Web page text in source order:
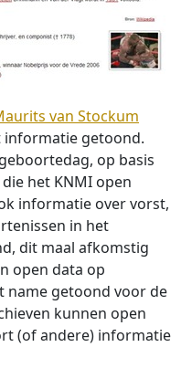
van Stockum
getoond.
op basis
het KNMI open
informatie over vorst,
in het
dit maal afkomstig
open data op
name getoond voor de
kunnen open
(of andere) informatie